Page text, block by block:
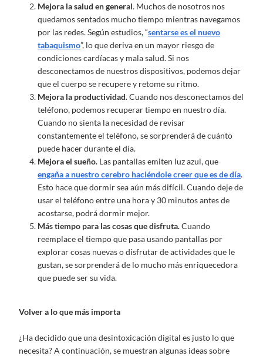
Mejora la salud en general. Muchos de nosotros nos
quedamos sentados mucho tiempo mientras navegamos
por las redes. Según estudios, “sentarse es el nuevo
tabaquismo”, lo que deriva en un mayor riesgo de
condiciones cardíacas y mala salud. Si nos
desconectamos de nuestros dispositivos, podemos dejar
que el cuerpo se recupere y retome su ritmo.
Mejora la productividad.Cuando nos desconectamos del
teléfono, podemos recuperar tiempo en nuestro día.
Cuando no sienta la necesidad de revisar
constantemente el teléfono, se sorprenderá de cuánto
puede hacer durante el día.
Mejora el sueño. Las pantallas emiten luz azul, que
engaña a nuestro cerebro haciéndole creer que es de día.
Esto hace que dormir sea aún más difícil. Cuando deje de
usar el teléfono entre una hora y 30 minutos antes de
acostarse, podrá dormir mejor.
Más tiempo para las cosas que disfruta.Cuando
reemplace el tiempo que pasa usando pantallas por
explorar cosas nuevas o disfrutar de actividades que le
gustan, se sorprenderá de lo mucho más enriquecedora
que puede ser su vida.
Volver a lo que más importa
¿Ha decidido que una desintoxicación digital es justo lo que
necesita? A continuación, se muestran algunas ideas sobre